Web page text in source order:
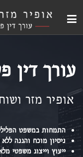
עורך דין
אופיר מזר
התמחות במשפט
ניסיון מוכח והגנה
ייעוץ וייצוג משפטי